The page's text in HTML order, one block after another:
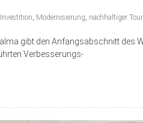
Investition, Modernisierung, nachhaltiger
gibt den Anfangsabschnitt des
Verbesserungs-